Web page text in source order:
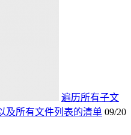
遍历所有子文
及所有文件列表的清单 09/20